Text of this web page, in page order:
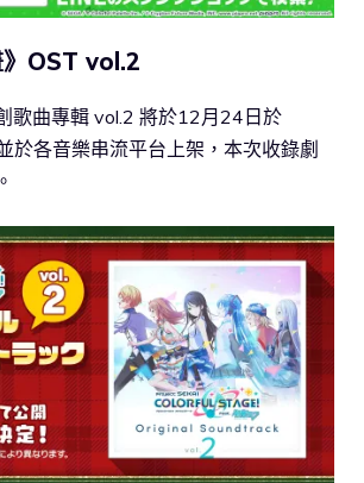
》OST vol.2
歌曲專輯 vol.2 將於12月24日於
於各音樂串流平台上架，本次收錄劇